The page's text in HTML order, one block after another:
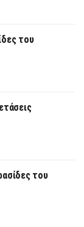
του
του